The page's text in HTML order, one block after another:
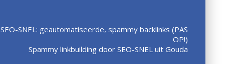
SEO-SNEL: geautomatiseerde, spammy backlinks (PAS
OP!)
Spammy linkbuilding door SEO-SNEL uit Gouda